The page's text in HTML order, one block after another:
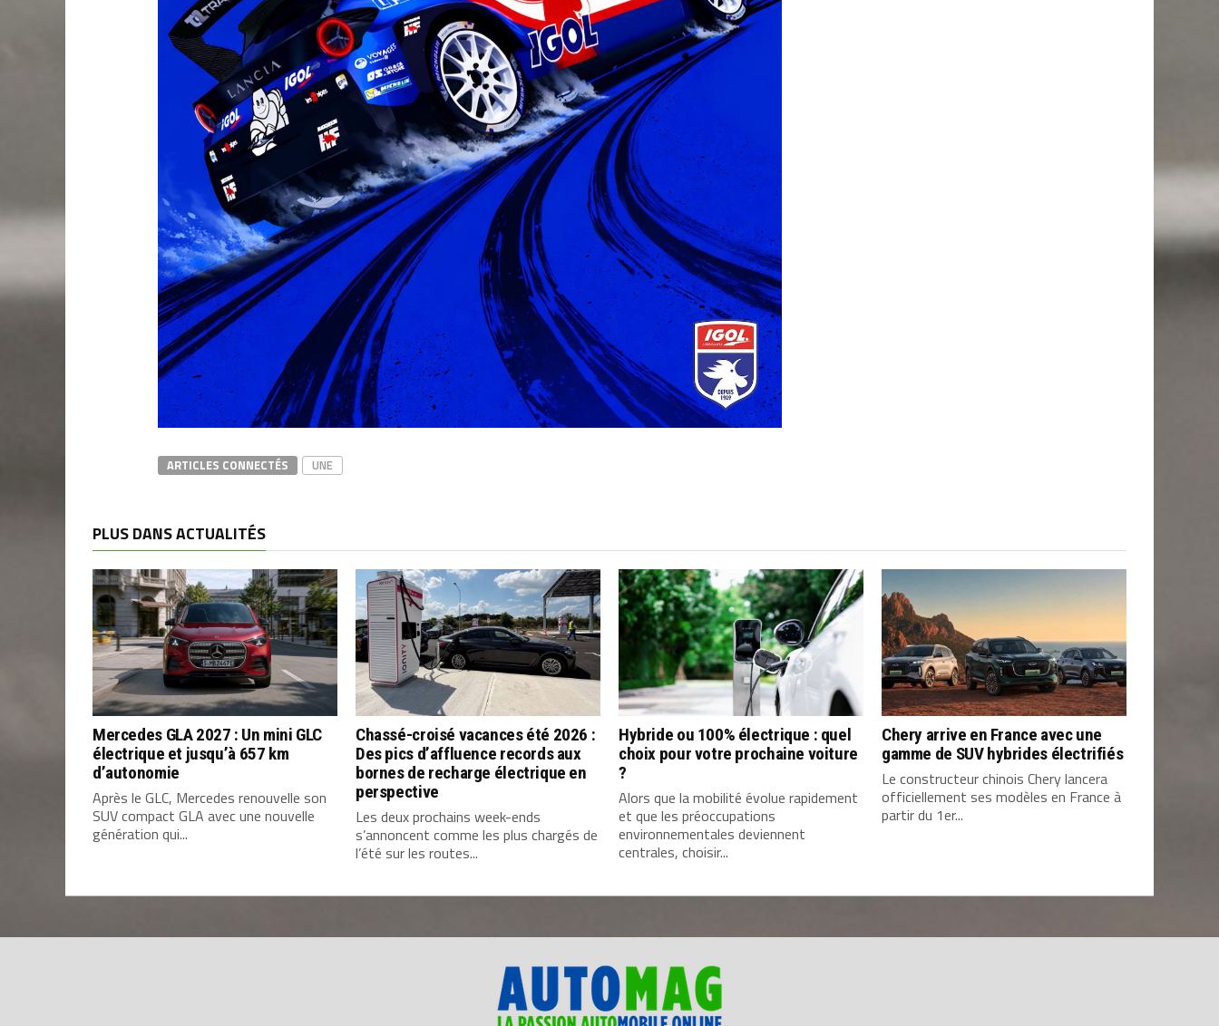
ARTICLES CONNECTÉS UNE
PLUS DANS ACTUALITÉS
Mercedes GLA 2027 : Un mini GLC
électrique et jusqu’à 657 km
d’autonomie
Après le GLC, Mercedes renouvelle son
SUV compact GLA avec une nouvelle
génération qui...
Chassé-croisé vacances été 2026 :
Des pics d’affluence records aux
bornes de recharge électrique en
perspective
Les deux prochains week-ends
s’annoncent comme les plus chargés de
l’été sur les routes...
Hybride ou 100% électrique : quel
choix pour votre prochaine voiture
?
Alors que la mobilité évolue rapidement
et que les préoccupations
environnementales deviennent
centrales, choisir...
Chery arrive en France avec une
gamme de SUV hybrides électrifiés
Le constructeur chinois Chery lancera
officiellement ses modèles en France à
partir du 1er...